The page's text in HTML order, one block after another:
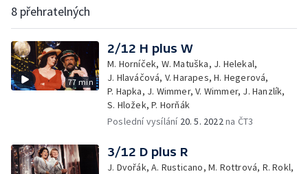
8 přehratelných
77 min
2/12 H plus W
M. Horníček, W. Matuška, J. Helekal,
J. Hlaváčová, V. Harapes, H. Hegerová,
P. Hapka, J. Wimmer, V. Wimmer, J. Hanzlík,
S. Hložek, P. Horňák
Poslední vysílání 20. 5. 2022na ČT3
3/12 D plus R
J. Dvořák, A. Rusticano, M. Rottrová, R. Rokl,